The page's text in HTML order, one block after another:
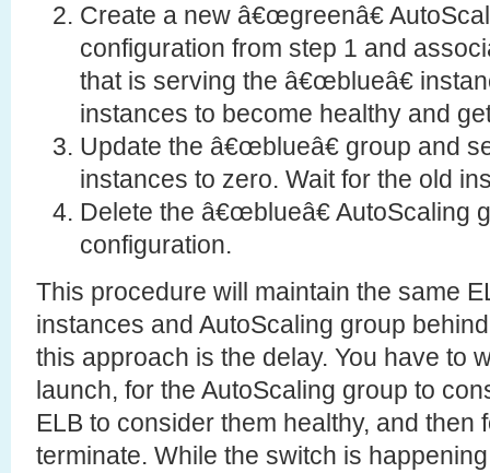
Create a new â€œgreenâ€
configuration from step 1 and
that is serving the â€œblueâ€
instances to become healthy and
Update the â€œblueâ€ group and
instances to zero. Wait for the old
Delete the â€œblueâ€ AutoScaling
configuration.
This procedure will maintain the same
instances and AutoScaling group
this approach is the delay. You have to
launch, for the AutoScaling group to
ELB to consider them healthy, and then
terminate. While the switch is